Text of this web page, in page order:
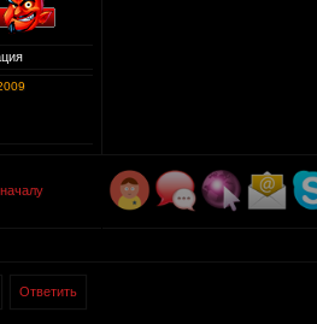
Ответить